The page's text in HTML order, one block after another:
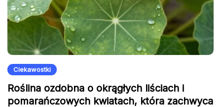
Ciekawostki
Roślina ozdobna o okrągłych liściach i
pomarańczowych kwiatach, która zachwyca